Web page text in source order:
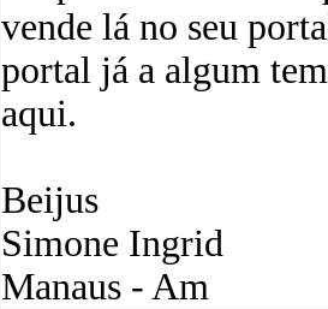
vende lá no seu
portal já a algum
aqui.
Beijus
Simone Ingrid
Manaus - Am